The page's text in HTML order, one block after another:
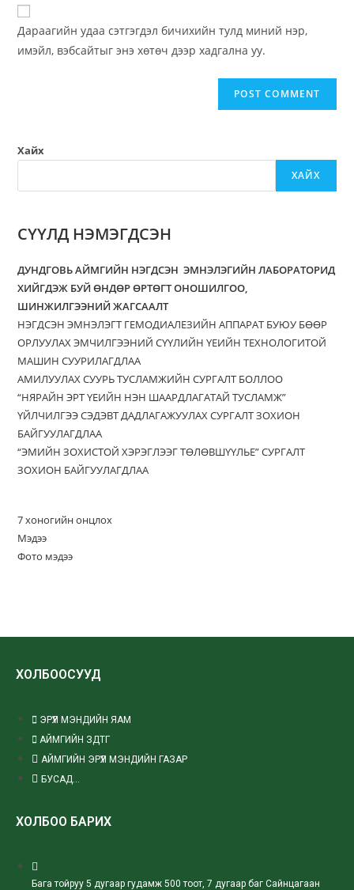
Дараагийн удаа сэтгэгдэл бичихийн тулд миний нэр,
имэйл, вэбсайтыг энэ хөтөч дээр хадгална уу.
Хайх
ХАЙХ
СҮҮЛД НЭМЭГДСЭН
ДУНДГОВЬ АЙМГИЙН НЭГДСЭН ЭМНЭЛЭГИЙН ЛАБОРАТОРИД
ХИЙГДЭЖ БУЙ ӨНДӨР ӨРТӨГТ ОНОШИЛГОО,
ШИНЖИЛГЭЭНИЙ ЖАГСААЛТ
НЭГДСЭН ЭМНЭЛЭГТ ГЕМОДИАЛЕЗИЙН АППАРАТ БУЮУ БӨӨР
ОРЛУУЛАХ ЭМЧИЛГЭЭНИЙ СҮҮЛИЙН ҮЕИЙН ТЕХНОЛОГИТОЙ
МАШИН СУУРИЛАГДЛАА
АМИЛУУЛАХ СУУРЬ ТУСЛАМЖИЙН СУРГАЛТ БОЛЛОО
“НЯРАЙН ЭРТ ҮЕИЙН НЭН ШААРДЛАГАТАЙ ТУСЛАМЖ”
ҮЙЛЧИЛГЭЭ СЭДЭВТ ДАДЛАГАЖУУЛАХ СУРГАЛТ ЗОХИОН
БАЙГУУЛАГДЛАА
“ЭМИЙН ЗОХИСТОЙ ХЭРЭГЛЭЭГ ТӨЛӨВШҮҮЛЬЕ” СУРГАЛТ
ЗОХИОН БАЙГУУЛАГДЛАА
7 хоногийн онцлох
Мэдээ
Фото мэдээ
ХОЛБООСУУД
ЭРҮҮЛ МЭНДИЙН ЯАМ
АЙМГИЙН ЗДТГ
АЙМГИЙН ЭРҮҮЛ МЭНДИЙН ГАЗАР
БУСАД...
ХОЛБОО БАРИХ
Бага тойруу 5 дугаар гудамж 500 тоот, 7 дугаар баг Сайнцагаан